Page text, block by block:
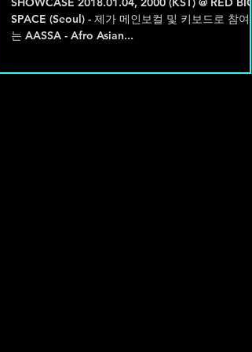
SPACE (Seoul) - 제가 메인보컬 및 키보드로 참
는 AASSA - Afro Asian...